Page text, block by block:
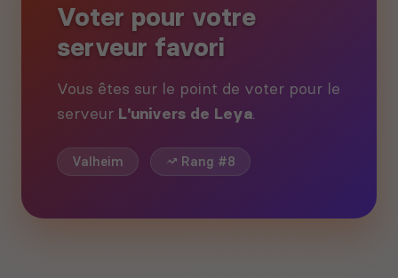
Voter pour votre
serveur favori
Vous êtes sur le point de voter pour le
serveur L'univers de Leya.
Valheim Rang #8